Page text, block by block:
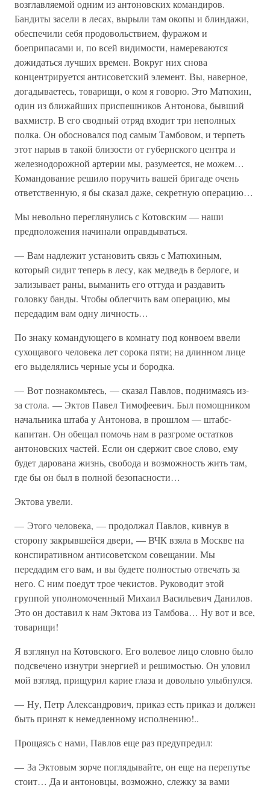
возглавляемой одним из антоновских командиров.
Бандиты засели в лесах, вырыли там окопы и блиндажи,
обеспечили себя продовольствием, фуражом и
боеприпасами и, по всей видимости, намереваются
дожидаться лучших времен. Вокруг них снова
концентрируется антисоветский элемент. Вы, наверное,
догадываетесь, товарищи, о ком я говорю. Это Матюхин,
один из ближайших приспешников Антонова, бывший
вахмистр. В его сводный отряд входит три неполных
полка. Он обосновался под самым Тамбовом, и терпеть
этот нарыв в такой близости от губернского центра и
железнодорожной артерии мы, разумеется, не можем…
Командование решило поручить вашей бригаде очень
ответственную, я бы сказал даже, секретную операцию…
Мы невольно переглянулись с Котовским — наши
предположения начинали оправдываться.
— Вам надлежит установить связь с Матюхиным,
который сидит теперь в лесу, как медведь в берлоге, и
зализывает раны, выманить его оттуда и раздавить
головку банды. Чтобы облегчить вам операцию, мы
передадим вам одну личность…
По знаку командующего в комнату под конвоем ввели
сухощавого человека лет сорока пяти; на длинном лице
его выделялись черные усы и бородка.
— Вот познакомьтесь, — сказал Павлов, поднимаясь из-
за стола. — Эктов Павел Тимофеевич. Был помощником
начальника штаба у Антонова, в прошлом — штабс-
капитан. Он обещал помочь нам в разгроме остатков
антоновских частей. Если он сдержит свое слово, ему
будет дарована жизнь, свобода и возможность жить там,
где бы он был в полной безопасности…
Эктова увели.
— Этого человека, — продолжал Павлов, кивнув в
сторону закрывшейся двери, — ВЧК взяла в Москве на
конспиративном антисоветском совещании. Мы
передадим его вам, и вы будете полностью отвечать за
него. С ним поедут трое чекистов. Руководит этой
группой уполномоченный Михаил Васильевич Данилов.
Это он доставил к нам Эктова из Тамбова… Ну вот и все,
товарищи!
Я взглянул на Котовского. Его волевое лицо словно было
подсвечено изнутри энергией и решимостью. Он уловил
мой взгляд, прищурил карие глаза и довольно улыбнулся.
— Ну, Петр Александрович, приказ есть приказ и должен
быть принят к немедленному исполнению!..
Прощаясь с нами, Павлов еще раз предупредил:
— За Эктовым зорче поглядывайте, он еще на перепутье
стоит… Да и антоновцы, возможно, слежку за вами